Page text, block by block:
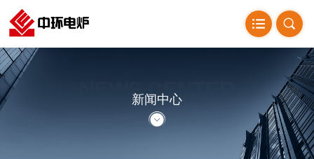
NEWS CENTER
新闻中心